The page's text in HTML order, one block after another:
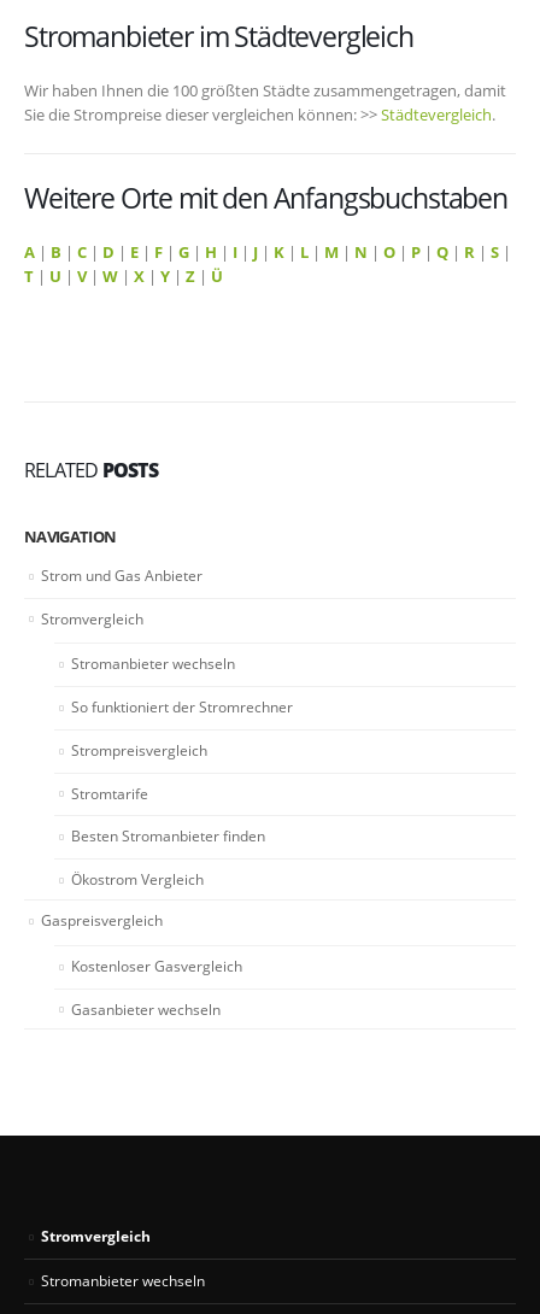
Stromanbieter im Städtevergleich
Wir haben Ihnen die 100 größten Städte zusammengetragen, damit
Sie die Strompreise dieser vergleichen können: >>Städtevergleich.
Weitere Orte mit den Anfangsbuchstaben
A | B | C | D | E | F | G | H | I | J | K | L | M | N | O | P | Q | R | S |
T | U | V| W | X | Y | Z | Ü
RELATED POSTS
NAVIGATION
Strom und Gas Anbieter
Stromvergleich
Stromanbieter wechseln
So funktioniert der Stromrechner
Strompreisvergleich
Stromtarife
Besten Stromanbieter finden
Ökostrom Vergleich
Gaspreisvergleich
Kostenloser Gasvergleich
Gasanbieter wechseln
Stromvergleich
Stromanbieter wechseln